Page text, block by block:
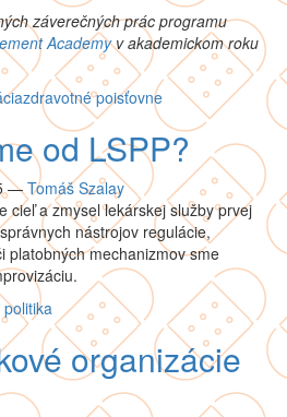
záverečných prác programu
Academyv akademickom roku
zdravotné poisťovne
od LSPP?
— Tomáš Szalay
cieľ a zmysel lekárskej služby prvej
nástrojov regulácie,
platobných mechanizmov sme
organizácie